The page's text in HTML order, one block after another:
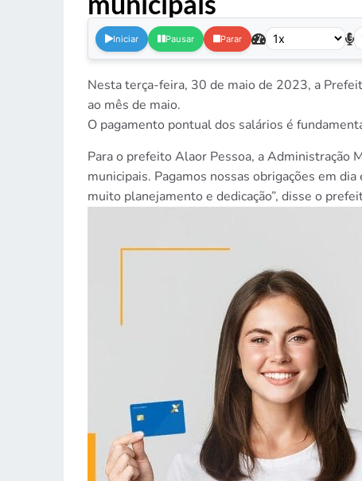
Iniciar Pausar Parar
Nesta terça-feira, 30 de maio de 2023, a
ao mês de maio.
O pagamento pontual dos salários é
Para o prefeito Alaor Pessoa, a Administração
municipais. Pagamos nossas obrigações em
muito planejamento e dedicação”, disse o